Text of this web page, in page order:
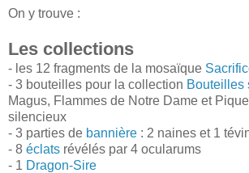
On y trouve :
Les collections
- les 12 fragments de la mosaïque
- 3 bouteilles pour la collection Bouteilles
Magus, Flammes de Notre Dame et
silencieux
- 3 parties de bannière : 2 naines et 1
- 8 éclats révélés par 4 ocularums
- 1 Dragon-Sire